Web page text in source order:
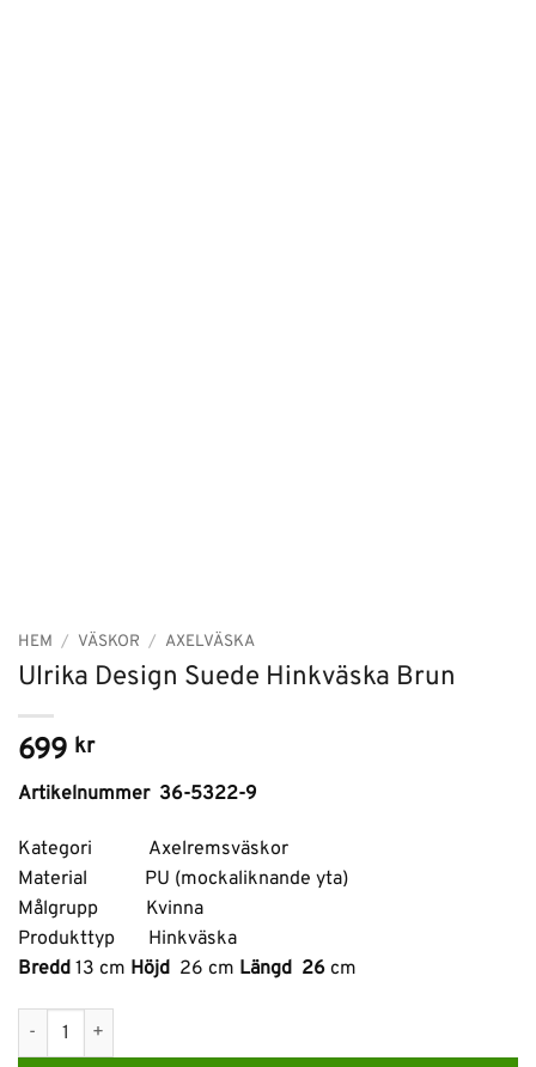
HEM / VÄSKOR / AXELVÄSKA
Ulrika Design Suede Hinkväska Brun
699 kr
Artikelnummer 36-5322-9
Kategori Axelremsväskor
Material PU (mockaliknande yta)
Målgrupp Kvinna
Produkttyp Hinkväska
Bredd 13 cm Höjd 26 cm Längd 26 cm
Ulrika Design Suede Hinkväska Brun mängd